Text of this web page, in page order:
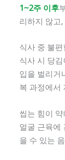
1~2주 이후
리하지 않고
식사 중 불
식사 시 당
입을 벌리거
복 과정에서
씹는 힘이
얼굴 근육에
을 수 있는